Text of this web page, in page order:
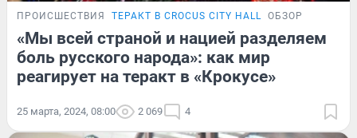
ПРОИСШЕСТВИЯ ТЕРАКТ В CROCUS CITY HALL ОБЗОР
«Мы всей страной и нацией разделяем
боль русского народа»: как мир
реагирует на теракт в «Крокусе»
25 марта, 2024, 08:00 2 069 4